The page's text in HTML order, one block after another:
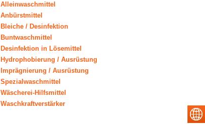
Alleinwaschmittel
Anbürstmittel
Bleiche / Desinfektion
Buntwaschmittel
Desinfektion in Lösemittel
Hydrophobierung / Ausrüstung
Imprägnierung / Ausrüstung
Spezialwaschmittel
Wäscherei-Hilfsmittel
Waschkraftverstärker